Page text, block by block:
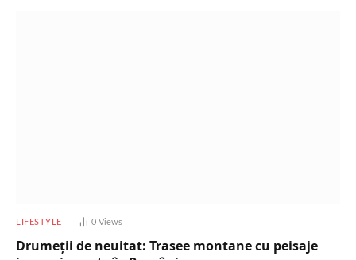
LIFESTYLE 0 Views
Drumeții de neuitat: Trasee montane cu peisaje